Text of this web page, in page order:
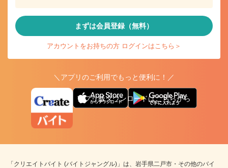
まずは会員登録（無料）
アカウントをお持ちの方 ログインはこちら＞
＼アプリのご利用でもっと便利に！／
アプリ版ダウンロードはこちらから
「クリエイトバイト (バイトジャングル)」は、岩手県二戸市・その他のバイ